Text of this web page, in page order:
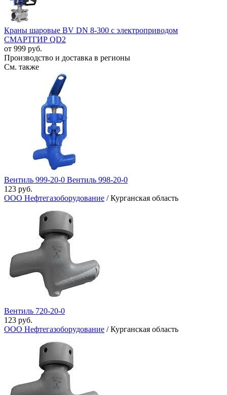
Краны шаровые BV DN 8-300 с электроприводом
СМАРТГИР QD2
от 999 руб.
Производство и доставка в регионы
См. также
Вентиль 999-20-0 Вентиль 998-20-0
123 руб.
ООО Нефтегазоборудование / Курганская область
Вентиль 720-20-0
123 руб.
ООО Нефтегазоборудование / Курганская область